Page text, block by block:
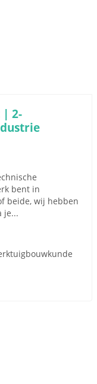
| 2-
bent in
beide, wij hebben
je...